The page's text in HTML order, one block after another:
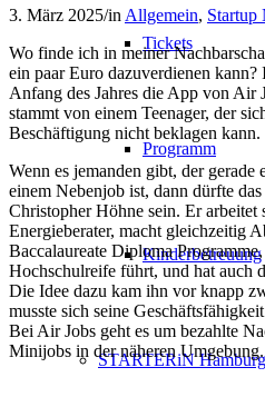
Tickets
Programm
Kinderbetreuung
STARTERiN
3. März 2025/in Allgemein, Startup
Wo finde ich in meiner
ein paar Euro dazuverdienen
Anfang des Jahres die App von Air
stammt von einem Teenager, der
Beschäftigung nicht beklagen kann.
Wenn es jemanden gibt, der gerade
einem Nebenjob ist, dann dürfte
Christopher Höhne sein. Er arbeitet
Energieberater, macht gleichzeitig
Baccalaureate Diploma
Hochschulreife führt, und hat auch
Die Idee dazu kam ihn vor knapp
musste sich seine
Bei Air Jobs geht es um bezahlte
Minijobs in der näheren Umgebung.